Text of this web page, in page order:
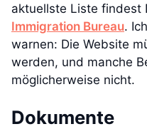
aktuellste Liste findest
Immigration Bureau.
warnen: Die Website
werden, und manche
möglicherweise nicht.
Dokumente